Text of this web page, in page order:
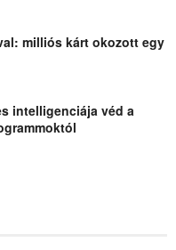
milliós kárt okozott egy
intelligenciája véd a